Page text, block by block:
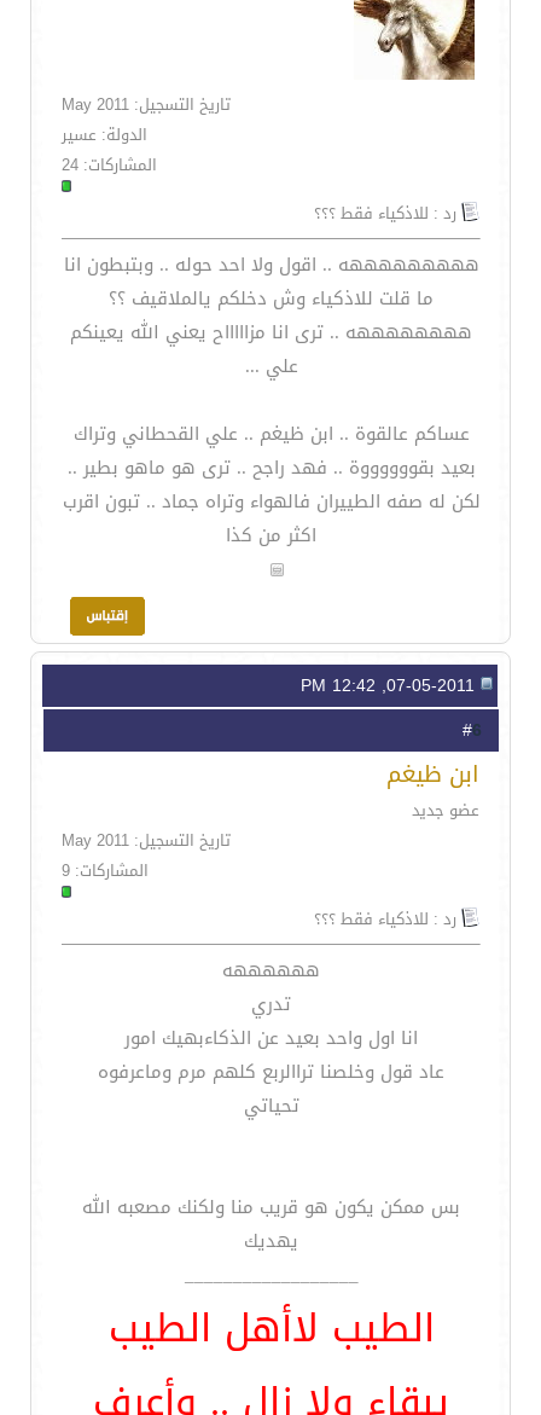
تاريخ التسجيل: May 2011
الدولة: عسير
المشاركات: 24
رد : للاذكياء فقط ؟؟؟
هههههههههه .. اقول ولا احد حوله .. وبتبطون انا
ما قلت للاذكياء وش دخلكم يالملاقيف ؟؟
ههههههههه .. ترى انا مزاااااح يعني الله يعينكم
علي ...
عساكم عالقوة .. ابن ظيغم .. علي القحطاني وتراك
بعيد بقووووووة .. فهد راجح .. ترى هو ماهو بطير ..
لكن له صفه الطييران فالهواء وتراه جماد .. تبون اقرب
اكثر من كذا
6
ابن ظيغم
عضو جديد
تاريخ التسجيل: May 2011
المشاركات: 9
رد : للاذكياء فقط ؟؟؟
ههههههه
تدري
انا اول واحد بعيد عن الذكاءبهيك امور
عاد قول وخلصنا تراالربع كلهم مرم وماعرفوه
تحياتي
بس ممكن يكون هو قريب منا ولكنك مصعبه الله
يهديك
__________________
الطيب لاأهل الطيب